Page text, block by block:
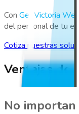
Con GeoVictoria Web
del personal de tu
Cotiza nuestras
Ventajas de
No